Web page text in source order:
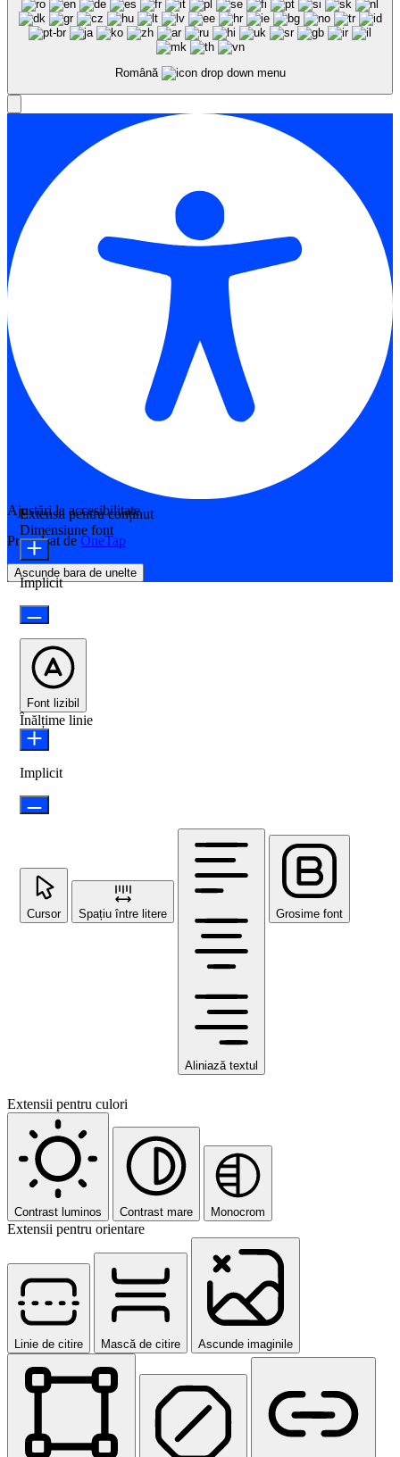
Română
Ajustări la accesibilitate
Propulsat de OneTap
Ascunde bara de unelte
Extensii pentru conținut
Dimensiune font
Implicit
Font lizibil
Înălțime linie
Implicit
Cursor Spațiu între litere
Aliniază textul
Grosime font
Extensii pentru culori
Contrast luminos Contrast mare Monocrom
Extensii pentru orientare
Linie de citire Mască de citire Ascunde imaginile